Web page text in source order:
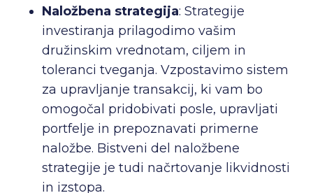
Naložbena strategija: Strategije
investiranja prilagodimo vašim
družinskim vrednotam, ciljem in
toleranci tveganja. Vzpostavimo sistem
za upravljanje transakcij, ki vam bo
omogočal pridobivati posle, upravljati
portfelje in prepoznavati primerne
naložbe. Bistveni del naložbene
strategije je tudi načrtovanje likvidnosti
in izstopa.